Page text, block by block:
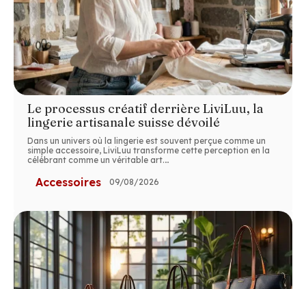
Le processus créatif derrière LiviLuu, la
lingerie artisanale suisse dévoilé
Dans un univers où la lingerie est souvent perçue comme un
simple accessoire, LiviLuu transforme cette perception en la
célébrant comme un véritable art.…
Accessoires 09/08/2026